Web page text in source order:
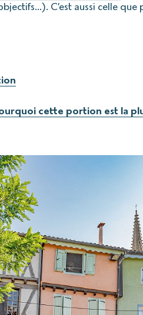
C’est aussi celle que
cette portion est la